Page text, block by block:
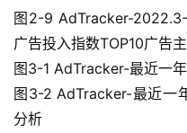
我
们
图2-9 AdTracker-
广告投入指数TOP10广告主
图3-1 AdTracker-最近一
图3-2 AdTracker-最近一
分析